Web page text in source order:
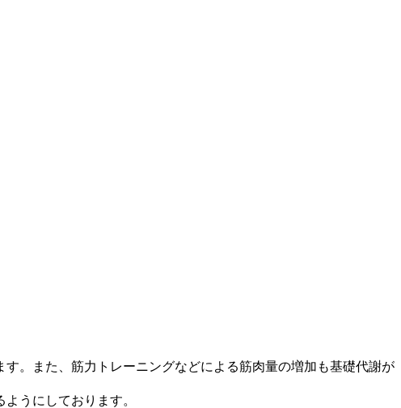
。また、筋力トレーニングなどによる筋肉量の増加も基礎代謝が
うにしております。